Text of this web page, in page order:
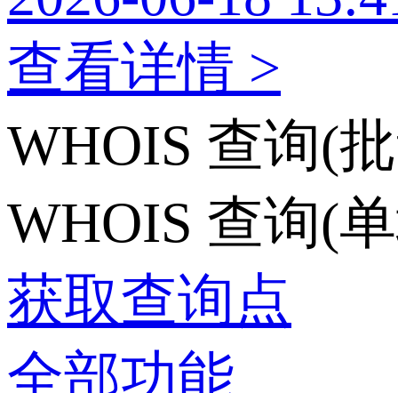
查看详情 >
WHOIS 查询(
WHOIS 查询(
获取查询点
全部功能